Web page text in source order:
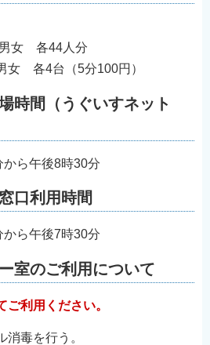
女 各44人分
4台（5分100円）
時間
（うぐいすネット
ら午後8時30分
口利用時間
ら午後7時30分
室のご利用について
利用ください。
消毒を行う。